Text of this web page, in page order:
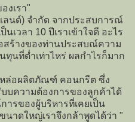
งเรา"
นด์) จำกัด จากประสบการณ์
เวลา 10 ปีเราเข้าใจดี อะไร
สร้างของท่านประสบณ์ความ
ทุนที่ต่ำเท่าไหร่ ผลกำไรก็มาก
หล่อผลิตภัณฑ์ คอนกรีต ซึ่ง
บความต้องการของลูกค้าได้
ารของผู้บริหารที่เคยเป็น
าดใหญ่เราจึงกล้าพูดได้ว่า "